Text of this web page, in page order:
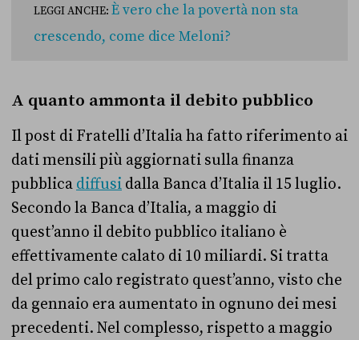
LEGGI ANCHE: È vero che la povertà non sta
crescendo, come dice Meloni?
A quanto ammonta il debito pubblico
Il post di Fratelli d’Italia ha fatto riferimento ai
dati mensili più aggiornati sulla finanza
pubblica diffusi dalla Banca d’Italia il 15 luglio.
Secondo la Banca d’Italia, a maggio di
quest’anno il debito pubblico italiano è
effettivamente calato di 10 miliardi. Si tratta
del primo calo registrato quest’anno, visto che
da gennaio era aumentato in ognuno dei mesi
precedenti. Nel complesso, rispetto a maggio